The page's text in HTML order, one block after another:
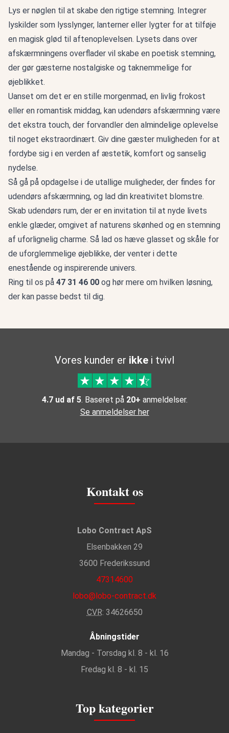
Lys er nøglen til at skabe den rigtige stemning. Integrer
lyskilder som lysslynger, lanterner eller lygter for at tilføje
en magisk glød til aftenoplevelsen. Lysets dans over
afskærmningens overflader vil skabe en poetisk stemning,
der gør gæsterne nostalgiske og taknemmelige for
øjeblikket.
Uanset om det er en stille morgenmad, en livlig frokost
eller en romantisk middag, kan udendørs afskærmning være
det ekstra touch, der forvandler den almindelige oplevelse
til noget ekstraordinært. Giv dine gæster muligheden for at
fordybe sig i en verden af æstetik, komfort og sanselig
nydelse.
Så gå på opdagelse i de utallige muligheder, der findes for
udendørs afskærmning, og lad din kreativitet blomstre.
Skab udendørs rum, der er en invitation til at nyde livets
enkle glæder, omgivet af naturens skønhed og en stemning
af uforlignelig charme. Så lad os hæve glasset og skåle for
de uforglemmelige øjeblikke, der venter i dette
enestående og inspirerende univers.
Ring til os på 47 31 46 00 og hør mere om hvilken løsning,
der kan passe bedst til dig.
Vores kunder er ikke i tvivl
4.7 ud af 5. Baseret på 20+ anmeldelser.
Se anmeldelser her
Kontakt os
Lobo Contract ApS
Elsenbakken 29
3600 Frederikssund
47314600
lobo@lobo-contract.dk
CVR: 34626650
Åbningstider
Mandag - Torsdag kl. 8 - kl. 16
Fredag kl. 8 - kl. 15
Top kategorier